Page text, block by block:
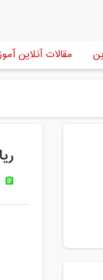
مقالات آنلاین
assignment